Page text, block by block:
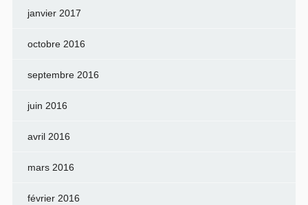
janvier 2017
octobre 2016
septembre 2016
juin 2016
avril 2016
mars 2016
février 2016